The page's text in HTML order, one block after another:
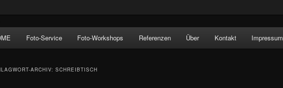
die Hauptstadt!
Foto-Service Foto-Workshops Referenzen Über Kontakt Impressum
ARCHIV: SCHREIBTISCH